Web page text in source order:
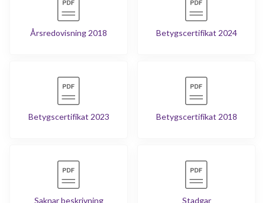
Årsredovisning 2018 Betygscertifikat 2024
Betygscertifikat 2023 Betygscertifikat 2018
Saknar beskrivning Stadgar